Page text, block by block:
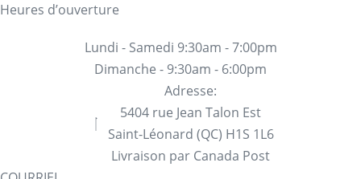
Heures d’ouverture
Lundi - Samedi 9:30am - 7:00pm
Dimanche - 9:30am - 6:00pm
Adresse:
5404 rue Jean Talon Est
Saint-Léonard (QC) H1S 1L6
Livraison par Canada Post